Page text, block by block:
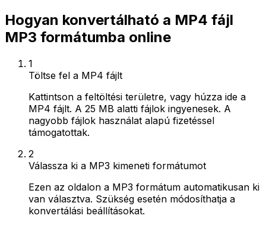
Hogyan konvertálható a MP4 fájl
MP3 formátumba online
1
Töltse fel a MP4 fájlt
Kattintson a feltöltési területre, vagy húzza ide a
MP4 fájlt. A 25 MB alatti fájlok ingyenesek. A
nagyobb fájlok használat alapú fizetéssel
támogatottak.
2
Válassza ki a MP3 kimeneti formátumot
Ezen az oldalon a MP3 formátum automatikusan ki
van választva. Szükség esetén módosíthatja a
konvertálási beállításokat.